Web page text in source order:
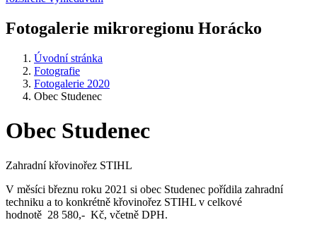
Fotogalerie mikroregionu Horácko
Úvodní stránka
Fotografie
Fotogalerie 2020
Obec Studenec
Obec Studenec
Zahradní křovinořez STIHL
V měsíci březnu roku 2021 si obec Studenec pořídila zahradní
techniku a to konkrétně křovinořez STIHL v celkové
hodnotě 28 580,- Kč, včetně DPH.